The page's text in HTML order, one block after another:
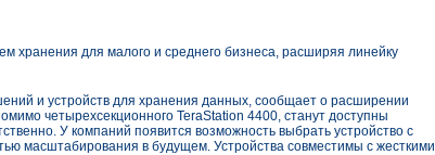
хранения для малого и среднего бизнеса, расширяя линейку
и устройств для хранения данных, сообщает о расширении
четырехсекционного TeraStation 4400, станут доступны
У компаний появится возможность выбрать устройство с
масштабирования в будущем. Устройства совместимы с жесткими